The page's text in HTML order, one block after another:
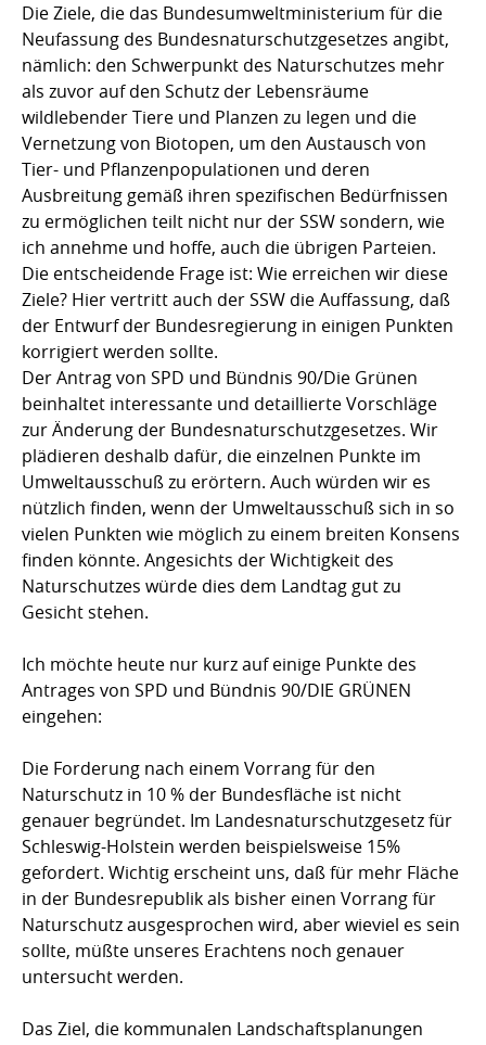
Die Ziele, die das Bundesumweltministerium für die
Neufassung des Bundesnaturschutzgesetzes angibt,
nämlich: den Schwerpunkt des Naturschutzes mehr
als zuvor auf den Schutz der Lebensräume
wildlebender Tiere und Planzen zu legen und die
Vernetzung von Biotopen, um den Austausch von
Tier- und Pflanzenpopulationen und deren
Ausbreitung gemäß ihren spezifischen Bedürfnissen
zu ermöglichen teilt nicht nur der SSW sondern, wie
ich annehme und hoffe, auch die übrigen Parteien.
Die entscheidende Frage ist: Wie erreichen wir diese
Ziele? Hier vertritt auch der SSW die Auffassung, daß
der Entwurf der Bundesregierung in einigen Punkten
korrigiert werden sollte.
Der Antrag von SPD und Bündnis 90/Die Grünen
beinhaltet interessante und detaillierte Vorschläge
zur Änderung der Bundesnaturschutzgesetzes. Wir
plädieren deshalb dafür, die einzelnen Punkte im
Umweltausschuß zu erörtern. Auch würden wir es
nützlich finden, wenn der Umweltausschuß sich in so
vielen Punkten wie möglich zu einem breiten Konsens
finden könnte. Angesichts der Wichtigkeit des
Naturschutzes würde dies dem Landtag gut zu
Gesicht stehen.
Ich möchte heute nur kurz auf einige Punkte des
Antrages von SPD und Bündnis 90/DIE GRÜNEN
eingehen:
Die Forderung nach einem Vorrang für den
Naturschutz in 10 % der Bundesfläche ist nicht
genauer begründet. Im Landesnaturschutzgesetz für
Schleswig-Holstein werden beispielsweise 15%
gefordert. Wichtig erscheint uns, daß für mehr Fläche
in der Bundesrepublik als bisher einen Vorrang für
Naturschutz ausgesprochen wird, aber wieviel es sein
sollte, müßte unseres Erachtens noch genauer
untersucht werden.
Das Ziel, die kommunalen Landschaftsplanungen